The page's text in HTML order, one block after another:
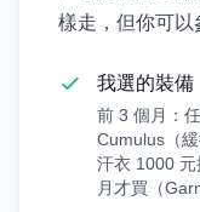
樣走，但你可以
我選的裝備
前 3 個月：
Cumulus（
汗衣 1000
月才買（